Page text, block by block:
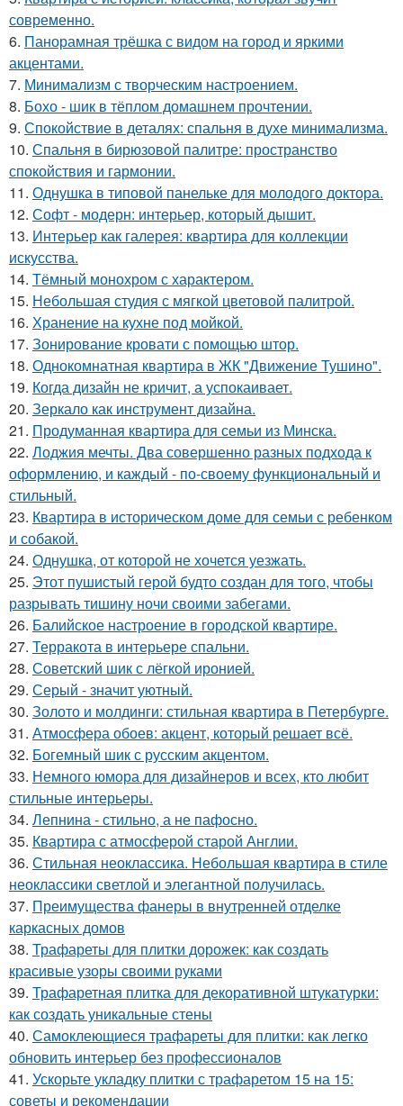
современно.
6. Панорамная трёшка с видом на город и яркими
акцентами.
7. Минимализм с творческим настроением.
8. Бохо - шик в тёплом домашнем прочтении.
9. Спокойствие в деталях: спальня в духе минимализма.
10. Спальня в бирюзовой палитре: пространство
спокойствия и гармонии.
11. Однушка в типовой панельке для молодого доктора.
12. Софт - модерн: интерьер, который дышит.
13. Интерьер как галерея: квартира для коллекции
искусства.
14. Тёмный монохром с характером.
15. Небольшая студия с мягкой цветовой палитрой.
16. Хранение на кухне под мойкой.
17. Зонирование кровати с помощью штор.
18. Однокомнатная квартира в ЖК "Движение Тушино".
19. Когда дизайн не кричит, а успокаивает.
20. Зеркало как инструмент дизайна.
21. Продуманная квартира для семьи из Минска.
22. Лоджия мечты. Два совершенно разных подхода к
оформлению, и каждый - по-своему функциональный и
стильный.
23. Квартира в историческом доме для семьи с ребенком
и собакой.
24. Однушка, от которой не хочется уезжать.
25. Этот пушистый герой будто создан для того, чтобы
разрывать тишину ночи своими забегами.
26. Балийское настроение в городской квартире.
27. Терракота в интерьере спальни.
28. Советский шик с лёгкой иронией.
29. Серый - значит уютный.
30. Золото и молдинги: стильная квартира в Петербурге.
31. Атмосфера обоев: акцент, который решает всё.
32. Богемный шик с русским акцентом.
33. Немного юмора для дизайнеров и всех, кто любит
стильные интерьеры.
34. Лепнина - стильно, а не пафосно.
35. Квартира с атмосферой старой Англии.
36. Стильная неоклассика. Небольшая квартира в стиле
неоклассики светлой и элегантной получилась.
37. Преимущества фанеры в внутренней отделке
каркасных домов
38. Трафареты для плитки дорожек: как создать
красивые узоры своими руками
39. Трафаретная плитка для декоративной штукатурки:
как создать уникальные стены
40. Самоклеющиеся трафареты для плитки: как легко
обновить интерьер без профессионалов
41. Ускорьте укладку плитки с трафаретом 15 на 15:
советы и рекомендации